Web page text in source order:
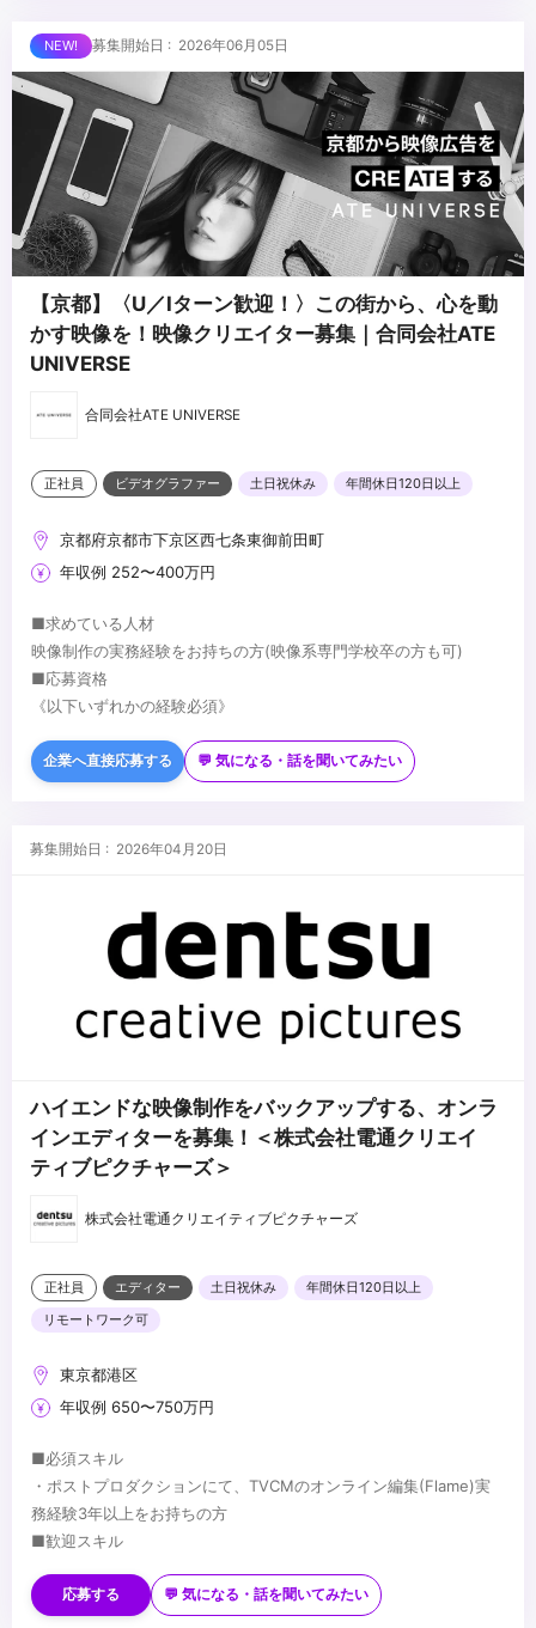
募集開始日 : 2026年06月05日
【京都】〈U／Iターン歓迎！〉この街から、心を動
かす映像を！映像クリエイター募集｜合同会社ATE
UNIVERSE
合同会社ATE UNIVERSE
正社員 ビデオグラファー 土日祝休み 年間休日120日以上
京都府京都市下京区西七条東御前田町
年収例 252〜400万円
■求めている人材
映像制作の実務経験をお持ちの方(映像系専門学校卒の方も可)
■応募資格
《以下いずれかの経験必須》
・Adobe Illustrator・Photoshop等のデザインソフトを使用できる
方
※ポートフォリオもしくは過去制作の映像作品の提出をお願いしま
《以下の方歓迎》
がある方)
・スタッフやお客様とコミュニケーションを取るのが好きな方
企業へ直接応募する 💬 気になる・話を聞いてみたい
募集開始日 : 2026年04月20日
ハイエンドな映像制作をバックアップする、オンラ
インエディターを募集！＜株式会社電通クリエイ
ティブピクチャーズ＞
株式会社電通クリエイティブピクチャーズ
正社員 エディター 土日祝休み
年間休日120日以上
リモートワーク可
東京都港区
年収例 650〜750万円
■必須スキル
・ポストプロダクションにて、TVCMのオンライン編集(Flame)実
務経験3年以上をお持ちの方
■歓迎スキル
・生成AIをはじめ、先進映像技術の知見、活用実績
・バーチャルプロダクションに関する知見、経験
応募する 💬 気になる・話を聞いてみたい